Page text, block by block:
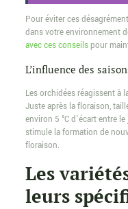
Pour éviter ces
dans votre environnement
avec ces conseilspour
L’influence des
Les orchidées réagissent à
Juste après la floraison,
environ 5 °C d’écart entre
stimule la formation de
floraison.
Les
leurs